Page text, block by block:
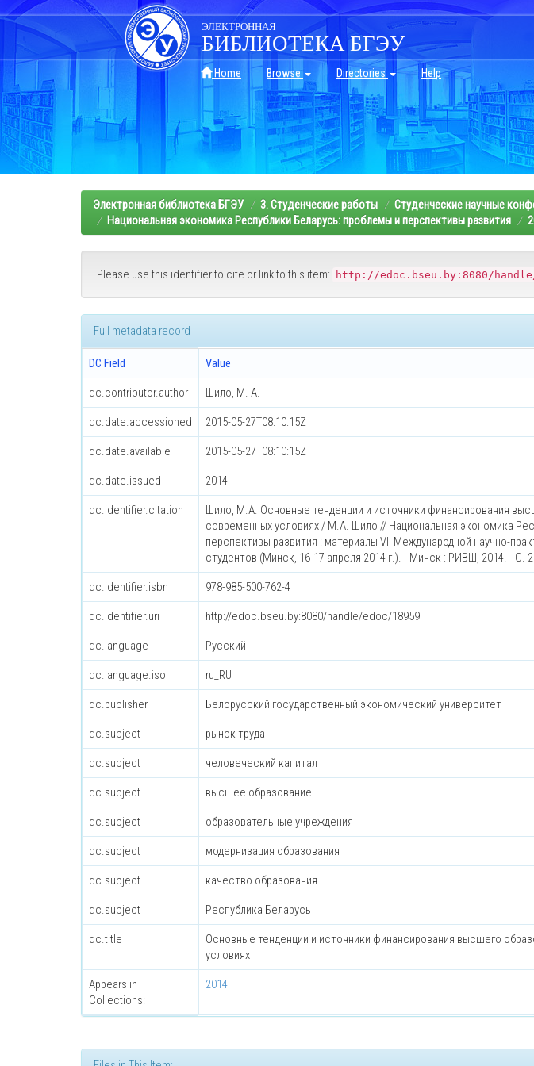
Skip
navigation
ЭЛЕКТРОННАЯ
БИБЛИОТЕКА БГЭУ
Home Browse Directories Help
Электронная библиотека БГЭУ 3. Студенческие работы
Студенческие научные
Национальная экономика Республики Беларусь: проблемы и перспективы развития
Please use this identifier to cite or link to this item: http://edoc.bseu.by:8080/
Full metadata record
DC Field Value
dc.contributor.author Шило, М. А.
dc.date.accessioned 2015-05-27T08:10:15Z
dc.date.available 2015-05-27T08:10:15Z
dc.date.issued 2014
dc.identifier.citation
Шило, М.А. Основные тенденции и источники финансирования
современных условиях / М.А. Шило // Национальная экономика
перспективы развития : материалы VII Международной научно-
студентов (Минск, 16-17 апреля 2014 г.). - Минск : РИВШ, 2014. - С.
dc.identifier.isbn 978-985-500-762-4
dc.identifier.uri http://edoc.bseu.by:8080/handle/edoc/18959
dc.language Русский
dc.language.iso ru_RU
dc.publisher Белорусский государственный экономический университет
dc.subject рынок труда
dc.subject человеческий капитал
dc.subject высшее образование
dc.subject образовательные учреждения
dc.subject модернизация образования
dc.subject качество образования
dc.subject Республика Беларусь
dc.title
Основные тенденции и источники финансирования высшего
условиях
Appears in
Collections:
2014